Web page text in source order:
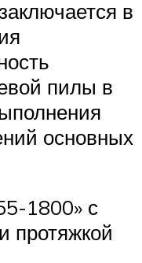
в
пилы в
основных
1800» с
протяжкой